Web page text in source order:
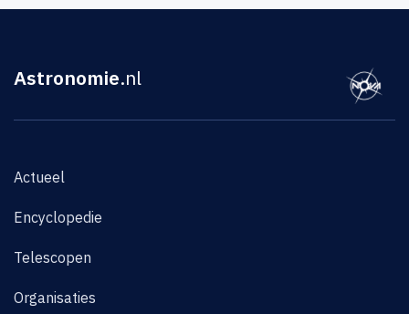
Astronomie.nl
Actueel
Encyclopedie
Telescopen
Organisaties